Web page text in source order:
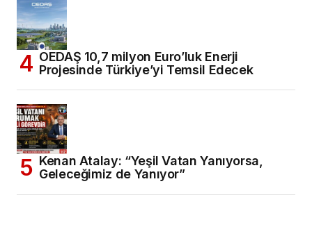
OEDAŞ 10,7 milyon Euro’luk Enerji
Projesinde Türkiye’yi Temsil Edecek
Kenan Atalay: “Yeşil Vatan Yanıyorsa,
Geleceğimiz de Yanıyor”